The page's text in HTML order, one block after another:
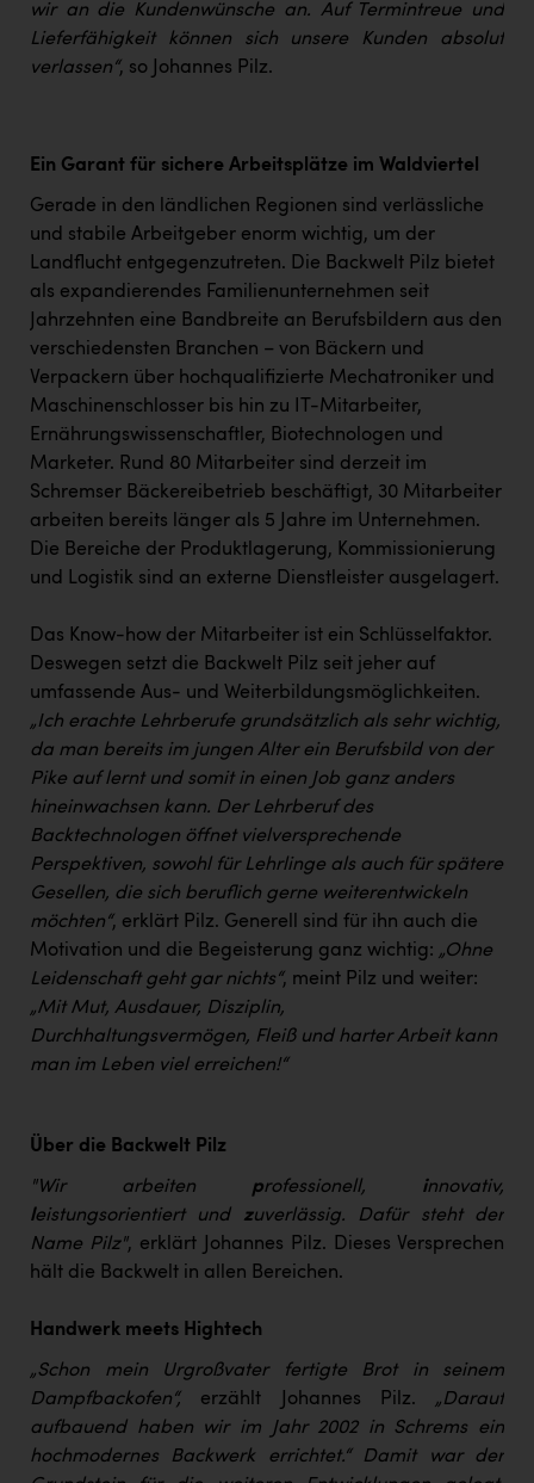
wir an die Kundenwünsche an. Auf Termintreue und
Lieferfähigkeit können sich unsere Kunden absolut
verlassen“, so Johannes Pilz.
Ein Garant für sichere Arbeitsplätze im Waldviertel
Gerade in den ländlichen Regionen sind verlässliche
und stabile Arbeitgeber enorm wichtig, um der
Landflucht entgegenzutreten. Die Backwelt Pilz bietet
als expandierendes Familienunternehmen seit
Jahrzehnten eine Bandbreite an Berufsbildern aus den
verschiedensten Branchen – von Bäckern und
Verpackern über hochqualifizierte Mechatroniker und
Maschinenschlosser bis hin zu IT-Mitarbeiter,
Ernährungswissenschaftler, Biotechnologen und
Marketer. Rund 80 Mitarbeiter sind derzeit im
Schremser Bäckereibetrieb beschäftigt, 30 Mitarbeiter
arbeiten bereits länger als 5 Jahre im Unternehmen.
Die Bereiche der Produktlagerung, Kommissionierung
und Logistik sind an externe Dienstleister ausgelagert.
Das Know-how der Mitarbeiter ist ein Schlüsselfaktor.
Deswegen setzt die Backwelt Pilz seit jeher auf
umfassende Aus- und Weiterbildungsmöglichkeiten.
„Ich erachte Lehrberufe grundsätzlich als sehr wichtig,
da man bereits im jungen Alter ein Berufsbild von der
Pike auf lernt und somit in einen Job ganz anders
hineinwachsen kann. Der Lehrberuf des
Backtechnologen öffnet vielversprechende
Perspektiven, sowohl für Lehrlinge als auch für spätere
Gesellen, die sich beruflich gerne weiterentwickeln
möchten“, erklärt Pilz. Generell sind für ihn auch die
Motivation und die Begeisterung ganz wichtig: „Ohne
Leidenschaft geht gar nichts“, meint Pilz und weiter:
„Mit Mut, Ausdauer, Disziplin,
Durchhaltungsvermögen, Fleiß und harter Arbeit kann
man im Leben viel erreichen!“
Über die Backwelt Pilz
"Wir arbeiten professionell, innovativ,
leistungsorientiert und zuverlässig. Dafür steht der
Name Pilz", erklärt Johannes Pilz. Dieses Versprechen
hält die Backwelt in allen Bereichen.
Handwerk meets Hightech
„Schon mein Urgroßvater fertigte Brot in seinem
Dampfbackofen“, erzählt Johannes Pilz. „Darauf
aufbauend haben wir im Jahr 2002 in Schrems ein
hochmodernes Backwerk errichtet.“ Damit war der